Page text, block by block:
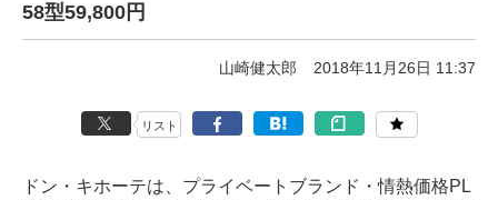
58型59,800円
山崎健太郎 2018年11月26日 11:37
リスト
ドン・キホーテは、プライベートブランド・情熱価格PL